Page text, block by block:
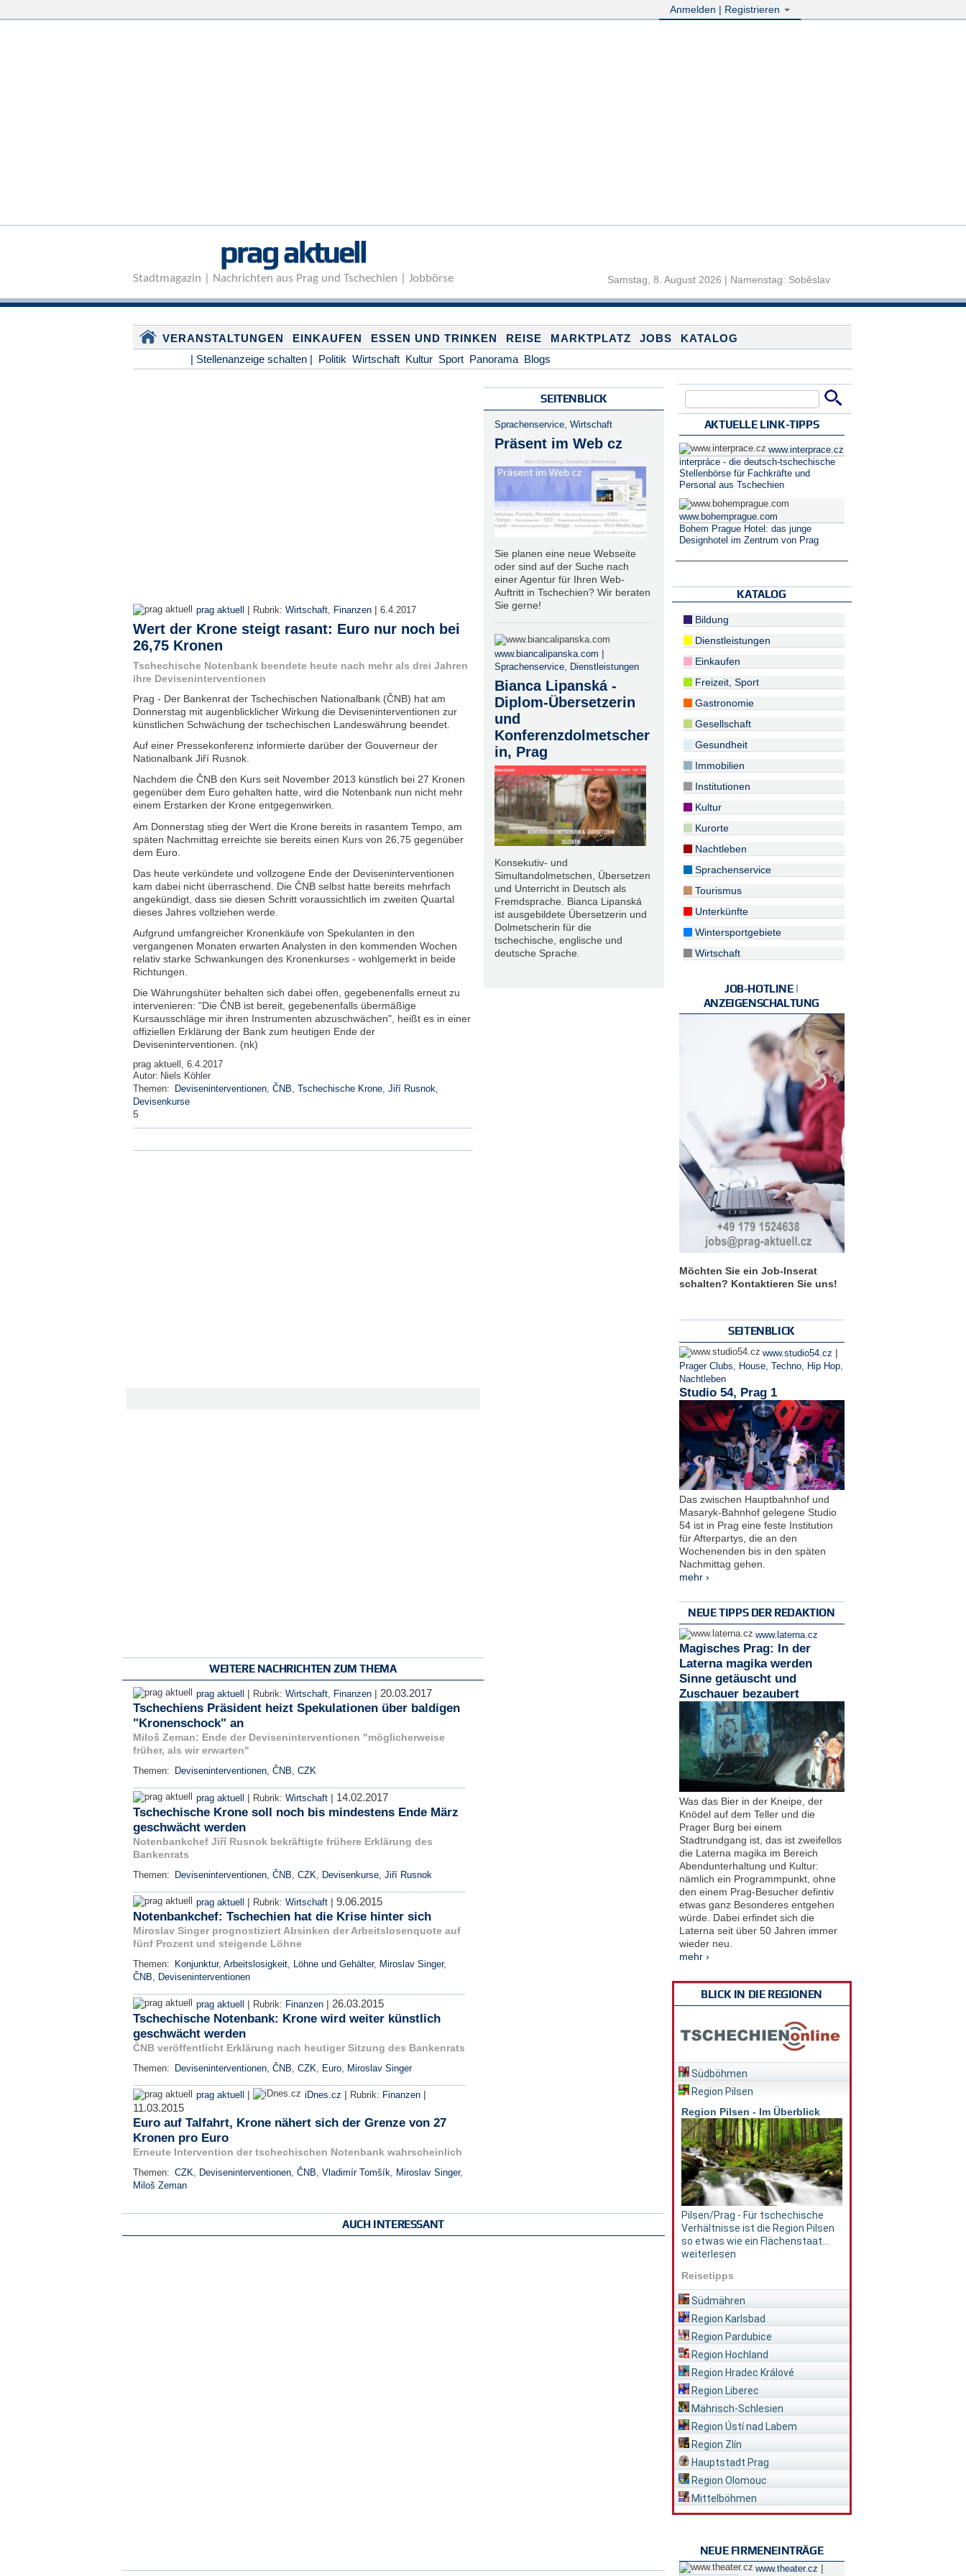
Anmelden | Registrieren
prag aktuell
Stadtmagazin | Nachrichten aus Prag und Tschechien | Jobbörse Samstag, 8. August 2026 | Namenstag: Soběslav
VERANSTALTUNGEN EINKAUFEN ESSEN UND TRINKEN REISE MARKTPLATZ JOBS
KATALOG
| Stellenanzeige schalten | Politik Wirtschaft Kultur Sport Panorama Blogs
prag aktuell | Rubrik: Wirtschaft, Finanzen | 6.4.2017
Wert der Krone steigt rasant: Euro nur noch bei
26,75 Kronen
Tschechische Notenbank beendete heute nach mehr als drei Jahren
ihre Deviseninterventionen
Prag - Der Bankenrat der Tschechischen Nationalbank (ČNB) hat am
Donnerstag mit augenblicklicher Wirkung die Deviseninterventionen zur
künstlichen Schwächung der tschechischen Landeswährung beendet.
Auf einer Pressekonferenz informierte darüber der Gouverneur der
Nationalbank Jiří Rusnok.
Nachdem die ČNB den Kurs seit November 2013 künstlich bei 27 Kronen
gegenüber dem Euro gehalten hatte, wird die Notenbank nun nicht mehr
einem Erstarken der Krone entgegenwirken.
Am Donnerstag stieg der Wert die Krone bereits in rasantem Tempo, am
späten Nachmittag erreichte sie bereits einen Kurs von 26,75 gegenüber
dem Euro.
Das heute verkündete und vollzogene Ende der Deviseninterventionen
kam dabei nicht überraschend. Die ČNB selbst hatte bereits mehrfach
angekündigt, dass sie diesen Schritt voraussichtlich im zweiten Quartal
dieses Jahres vollziehen werde.
Aufgrund umfangreicher Kronenkäufe von Spekulanten in den
vergangenen Monaten erwarten Analysten in den kommenden Wochen
relativ starke Schwankungen des Kronenkurses - wohlgemerkt in beide
Richtungen.
Die Währungshüter behalten sich dabei offen, gegebenenfalls erneut zu
intervenieren: "Die ČNB ist bereit, gegebenenfalls übermäßige
Kursausschläge mir ihren Instrumenten abzuschwächen", heißt es in einer
offiziellen Erklärung der Bank zum heutigen Ende der
Deviseninterventionen. (nk)
prag aktuell, 6.4.2017
Autor: Niels Köhler
Themen:
Deviseninterventionen, ČNB, Tschechische Krone, Jiří Rusnok,
Devisenkurse
5
WEITERE NACHRICHTEN ZUM THEMA
prag aktuell | Rubrik: Wirtschaft, Finanzen | 20.03.2017
Tschechiens Präsident heizt Spekulationen über baldigen
"Kronenschock" an
Miloš Zeman: Ende der Deviseninterventionen "möglicherweise
früher, als wir erwarten"
Themen: Deviseninterventionen, ČNB, CZK
prag aktuell | Rubrik: Wirtschaft | 14.02.2017
Tschechische Krone soll noch bis mindestens Ende März
geschwächt werden
Notenbankchef Jiří Rusnok bekräftigte frühere Erklärung des
Bankenrats
Themen: Deviseninterventionen, ČNB, CZK, Devisenkurse, Jiří Rusnok
prag aktuell | Rubrik: Wirtschaft | 9.06.2015
Notenbankchef: Tschechien hat die Krise hinter sich
Miroslav Singer prognostiziert Absinken der Arbeitslosenquote auf
fünf Prozent und steigende Löhne
Themen: Konjunktur, Arbeitslosigkeit, Löhne und Gehälter, Miroslav Singer,
ČNB, Deviseninterventionen
prag aktuell | Rubrik: Finanzen | 26.03.2015
Tschechische Notenbank: Krone wird weiter künstlich
geschwächt werden
ČNB veröffentlicht Erklärung nach heutiger Sitzung des Bankenrats
Themen: Deviseninterventionen, ČNB, CZK, Euro, Miroslav Singer
prag aktuell | iDnes.cz | Rubrik: Finanzen |
11.03.2015
Euro auf Talfahrt, Krone nähert sich der Grenze von 27
Kronen pro Euro
Erneute Intervention der tschechischen Notenbank wahrscheinlich
Themen: CZK, Deviseninterventionen, ČNB, Vladimír Tomšík, Miroslav Singer,
Miloš Zeman
SEITENBLICK
Sprachenservice, Wirtschaft
Präsent im Web cz
Sie planen eine neue Webseite
oder sind auf der Suche nach
einer Agentur für Ihren Web-
Auftritt in Tschechien? Wir beraten
Sie gerne!
www.biancalipanska.com |
Sprachenservice, Dienstleistungen
Bianca Lipanská -
Diplom-Übersetzerin
und
Konferenzdolmetscher
in, Prag
Konsekutiv- und
Simultandolmetschen, Übersetzen
und Unterricht in Deutsch als
Fremdsprache. Bianca Lipanská
ist ausgebildete Übersetzerin und
Dolmetscherin für die
tschechische, englische und
deutsche Sprache.
AUCH INTERESSANT
AKTUELLE LINK-TIPPS
www.interprace.cz
interpráce - die deutsch-tschechische
Stellenbörse für Fachkräfte und
Personal aus Tschechien
www.bohemprague.com
Bohem Prague Hotel: das junge
Designhotel im Zentrum von Prag
KATALOG
Bildung
Dienstleistungen
Einkaufen
Freizeit, Sport
Gastronomie
Gesellschaft
Gesundheit
Immobilien
Institutionen
Kultur
Kurorte
Nachtleben
Sprachenservice
Tourismus
Unterkünfte
Wintersportgebiete
Wirtschaft
JOB-HOTLINE |
ANZEIGENSCHALTUNG
Möchten Sie ein Job-Inserat
schalten? Kontaktieren Sie uns!
SEITENBLICK
www.studio54.cz |
Prager Clubs House, Techno, Hip Hop,
Nachtleben
Studio 54, Prag 1
Das zwischen Hauptbahnhof und
Masaryk-Bahnhof gelegene Studio
54 ist in Prag eine feste Institution
für Afterpartys, die an den
Wochenenden bis in den späten
Nachmittag gehen.
mehr ›
NEUE TIPPS DER REDAKTION
www.laterna.cz
Magisches Prag: In der
Laterna magika werden
Sinne getäuscht und
Zuschauer bezaubert
Was das Bier in der Kneipe, der
Knödel auf dem Teller und die
Prager Burg bei einem
Stadtrundgang ist, das ist zweifellos
die Laterna magika im Bereich
Abendunterhaltung und Kultur:
nämlich ein Programmpunkt, ohne
den einem Prag-Besucher defintiv
etwas ganz Besonderes entgehen
würde. Dabei erfindet sich die
Laterna seit über 50 Jahren immer
wieder neu.
mehr ›
BLICK IN DIE REGIONEN
Südböhmen
Region Pilsen
Region Pilsen - Im Überblick
Pilsen/Prag - Für tschechische
Verhältnisse ist die Region Pilsen
so etwas wie ein Flächenstaat...
weiterlesen
Reisetipps
Südmähren
Region Karlsbad
Region Pardubice
Region Hochland
Region Hradec Králové
Region Liberec
Mährisch-Schlesien
Region Ústí nad Labem
Region Zlín
Hauptstadt Prag
Region Olomouc
Mittelböhmen
NEUE FIRMENEINTRÄGE
www.theater.cz |